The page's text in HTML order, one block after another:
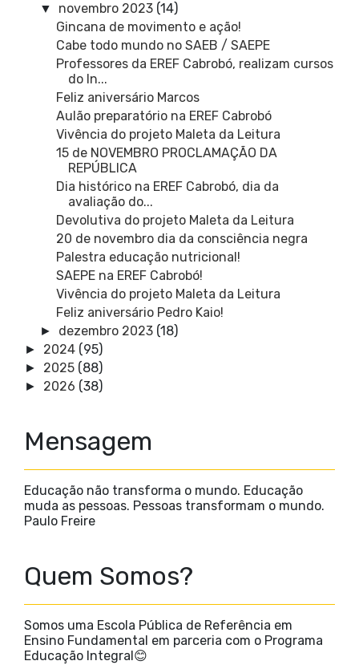
▼ novembro 2023 (14)
Gincana de movimento e ação!
Cabe todo mundo no SAEB / SAEPE
Professores da EREF Cabrobó, realizam cursos
do In...
Feliz aniversário Marcos
Aulão preparatório na EREF Cabrobó
Vivência do projeto Maleta da Leitura
15 de NOVEMBRO PROCLAMAÇÃO DA
REPÚBLICA
Dia histórico na EREF Cabrobó, dia da
avaliação do...
Devolutiva do projeto Maleta da Leitura
20 de novembro dia da consciência negra
Palestra educação nutricional!
SAEPE na EREF Cabrobó!
Vivência do projeto Maleta da Leitura
Feliz aniversário Pedro Kaio!
► dezembro 2023 (18)
► 2024 (95)
► 2025 (88)
► 2026 (38)
Mensagem
Educação não transforma o mundo. Educação
muda as pessoas. Pessoas transformam o mundo.
Paulo Freire
Quem Somos?
Somos uma Escola Pública de Referência em
Ensino Fundamental em parceria com o Programa
Educação Integral😊